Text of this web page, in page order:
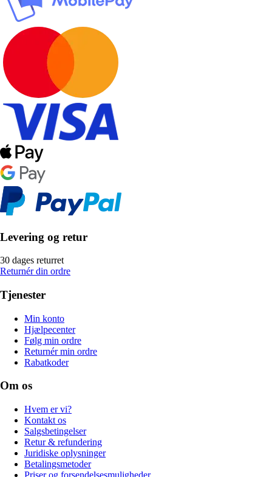
Levering og retur
30 dages returret
Returnér din ordre
Tjenester
Min konto
Hjælpecenter
Følg min ordre
Returnér min ordre
Rabatkoder
Om os
Hvem er vi?
Kontakt os
Salgsbetingelser
Retur & refundering
Juridiske oplysninger
Betalingsmetoder